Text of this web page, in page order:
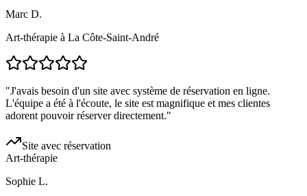
Marc D.
Art-thérapie à La Côte-Saint-André
"J'avais besoin d'un site avec système de réservation en ligne.
L'équipe a été à l'écoute, le site est magnifique et mes clientes
adorent pouvoir réserver directement."
Site avec réservation
Art-thérapie
Sophie L.